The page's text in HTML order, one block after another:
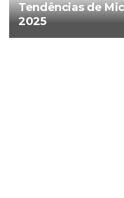
Tendências de
2025